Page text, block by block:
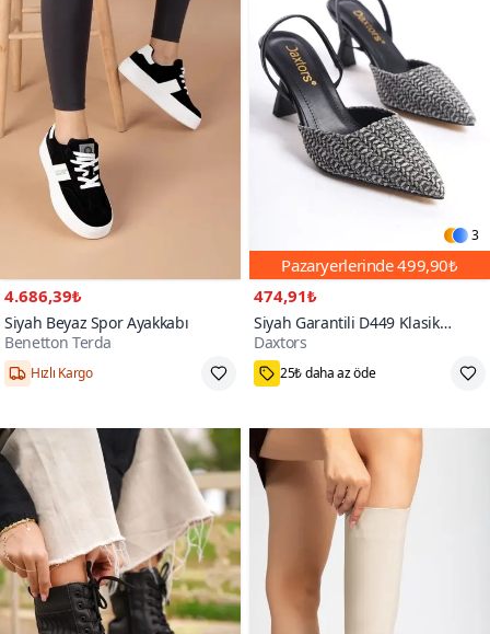
4.686,39₺
Siyah Beyaz Spor Ayakkabı
Benetton Terda
Hızlı Kargo
3
Pazaryerlerinde499,90₺
474,91₺
Siyah Garantili D449 Klasik
Topuklu Ayakkabı
Daxtors
1000+
25₺ daha az öde